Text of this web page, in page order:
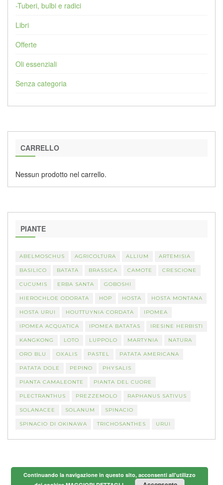
-Tuberi, bulbi e radici
Libri
Offerte
Oli essenziali
Senza categoria
CARRELLO
Nessun prodotto nel carrello.
PIANTE
ABELMOSCHUS AGRICOLTURA ALLIUM ARTEMISIA
BASILICO BATATA BRASSICA CAMOTE CRESCIONE
CUCUMIS ERBA SANTA GOBOSHI
HIEROCHLOE ODORATA HOP HOSTA HOSTA MONTANA
HOSTA URUI HOUTTUYNIA CORDATA IPOMEA
IPOMEA ACQUATICA IPOMEA BATATAS IRESINE HERBISTI
KANGKONG LOTO LUPPOLO MARTYNIA NATURA
ORO BLU OXALIS PASTEL PATATA AMERICANA
PATATA DOLE PEPINO PHYSALIS
PIANTA CAMALEONTE PIANTA DEL CUORE
PLECTRANTHUS PREZZEMOLO RAPHANUS SATIVUS
SOLANACEE SOLANUM SPINACIO
SPINACIO DI OKINAWA TRICHOSANTHES URUI
Continuando la navigazione in questo sito, acconsenti all'utilizzo